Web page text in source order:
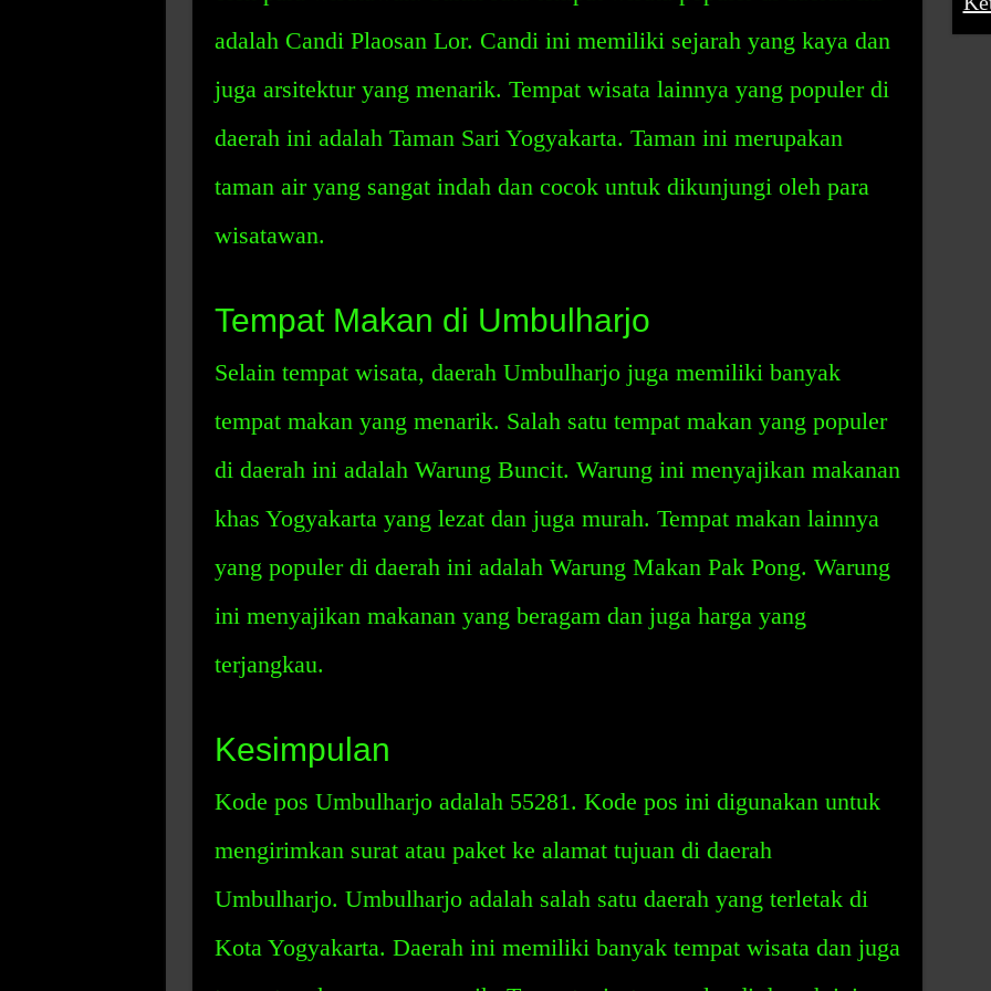
adalah Candi Plaosan Lor. Candi ini memiliki sejarah yang kaya dan
juga arsitektur yang menarik. Tempat wisata lainnya yang populer di
daerah ini adalah Taman Sari Yogyakarta. Taman ini merupakan
taman air yang sangat indah dan cocok untuk dikunjungi oleh para
wisatawan.
Tempat Makan di Umbulharjo
Selain tempat wisata, daerah Umbulharjo juga memiliki banyak
tempat makan yang menarik. Salah satu tempat makan yang populer
di daerah ini adalah Warung Buncit. Warung ini menyajikan makanan
khas Yogyakarta yang lezat dan juga murah. Tempat makan lainnya
yang populer di daerah ini adalah Warung Makan Pak Pong. Warung
ini menyajikan makanan yang beragam dan juga harga yang
terjangkau.
Kesimpulan
Kode pos Umbulharjo adalah 55281. Kode pos ini digunakan untuk
mengirimkan surat atau paket ke alamat tujuan di daerah
Umbulharjo. Umbulharjo adalah salah satu daerah yang terletak di
Kota Yogyakarta. Daerah ini memiliki banyak tempat wisata dan juga